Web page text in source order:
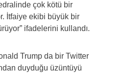
çok kötü bir
İtfaiye ekibi büyük bir
ifadelerini kullandı.
Trump da bir Twitter
duyduğu üzüntüyü